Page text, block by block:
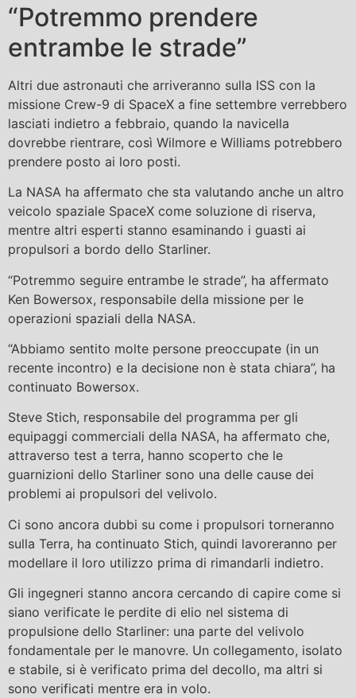
“Potremmo prendere
entrambe le strade”
Altri due astronauti che arriveranno sulla ISS con la
missione Crew-9 di SpaceX a fine settembre verrebbero
lasciati indietro a febbraio, quando la navicella
dovrebbe rientrare, così Wilmore e Williams potrebbero
prendere posto ai loro posti.
La NASA ha affermato che sta valutando anche un altro
veicolo spaziale SpaceX come soluzione di riserva,
mentre altri esperti stanno esaminando i guasti ai
propulsori a bordo dello Starliner.
“Potremmo seguire entrambe le strade”, ha affermato
Ken Bowersox, responsabile della missione per le
operazioni spaziali della NASA.
“Abbiamo sentito molte persone preoccupate (in un
recente incontro) e la decisione non è stata chiara”, ha
continuato Bowersox.
Steve Stich, responsabile del programma per gli
equipaggi commerciali della NASA, ha affermato che,
attraverso test a terra, hanno scoperto che le
guarnizioni dello Starliner sono una delle cause dei
problemi ai propulsori del velivolo.
Ci sono ancora dubbi su come i propulsori torneranno
sulla Terra, ha continuato Stich, quindi lavoreranno per
modellare il loro utilizzo prima di rimandarli indietro.
Gli ingegneri stanno ancora cercando di capire come si
siano verificate le perdite di elio nel sistema di
propulsione dello Starliner: una parte del velivolo
fondamentale per le manovre. Un collegamento, isolato
e stabile, si è verificato prima del decollo, ma altri si
sono verificati mentre era in volo.